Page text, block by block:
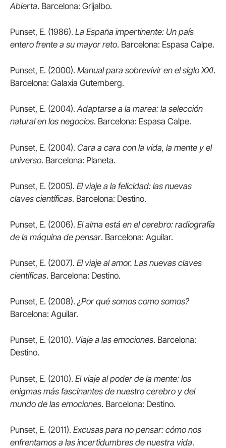
Abierta. Barcelona: Grijalbo.
Punset, E. (1986). La España impertinente: Un país
entero frente a su mayor reto. Barcelona: Espasa Calpe.
Punset, E. (2000). Manual para sobrevivir en el siglo XXI.
Barcelona: Galaxia Gutemberg.
Punset, E. (2004).Adaptarse a la marea: la selección
natural en los negocios. Barcelona: Espasa Calpe.
Punset, E. (2004). Cara a cara con la vida, la mente y el
universo. Barcelona: Planeta.
Punset, E. (2005). El viaje a la felicidad: las nuevas
claves científicas. Barcelona: Destino.
Punset, E. (2006). El alma está en el cerebro: radiografía
de la máquina de pensar. Barcelona: Aguilar.
Punset, E. (2007). El viaje al amor. Las nuevas claves
científicas. Barcelona: Destino.
Punset, E. (2008).¿Por qué somos como somos?
Barcelona: Aguilar.
Punset, E. (2010). Viaje a las emociones. Barcelona:
Destino.
Punset, E. (2010). El viaje al poder de la mente: los
enigmas más fascinantes de nuestro cerebro y del
mundo de las emociones. Barcelona: Destino.
Punset, E. (2011). Excusas para no pensar: cómo nos
enfrentamos a las incertidumbres de nuestra vida.